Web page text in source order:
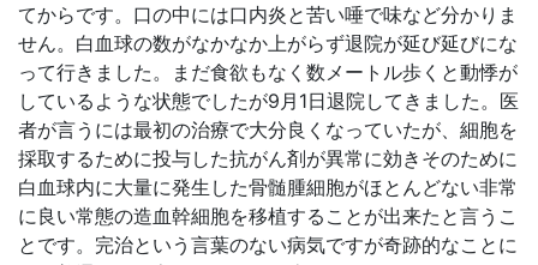
てからです。口の中には口内炎と苦い唾で味など分かりま
せん。白血球の数がなかなか上がらず退院が延び延びにな
って行きました。まだ食欲もなく数メートル歩くと動悸が
しているような状態でしたが9月1日退院してきました。医
者が言うには最初の治療で大分良くなっていたが、細胞を
採取するために投与した抗がん剤が異常に効きそのために
白血球内に大量に発生した骨髄腫細胞がほとんどない非常
に良い常態の造血幹細胞を移植することが出来たと言うこ
とです。完治という言葉のない病気ですが奇跡的なことに